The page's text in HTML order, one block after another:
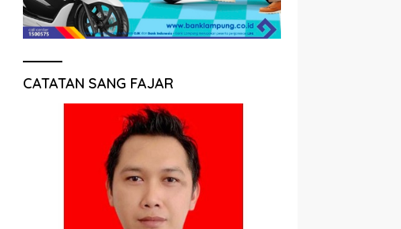
CATATAN SANG FAJAR